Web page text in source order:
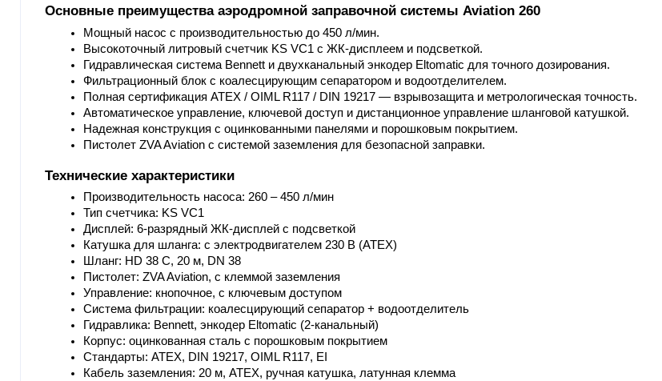
Основные преимущества аэродромной заправочной системы Aviation 260
Мощный насос с производительностью до 450 л/мин.
Высокоточный литровый счетчик KS VC1 с ЖК-дисплеем и подсветкой.
Гидравлическая система Bennett и двухканальный энкодер Eltomatic для точного дозирования.
Фильтрационный блок с коалесцирующим сепаратором и водоотделителем.
Полная сертификация ATEX / OIML R117 / DIN 19217 — взрывозащита и метрологическая точность.
Автоматическое управление, ключевой доступ и дистанционное управление шланговой катушкой.
Надежная конструкция с оцинкованными панелями и порошковым покрытием.
Пистолет ZVA Aviation с системой заземления для безопасной заправки.
Технические характеристики
Производительность насоса: 260 – 450 л/мин
Тип счетчика: KS VC1
Дисплей: 6-разрядный ЖК-дисплей с подсветкой
Катушка для шланга: с электродвигателем 230 В (ATEX)
Шланг: HD 38 C, 20 м, DN 38
Пистолет: ZVA Aviation, с клеммой заземления
Управление: кнопочное, с ключевым доступом
Система фильтрации: коалесцирующий сепаратор + водоотделитель
Гидравлика: Bennett, энкодер Eltomatic (2-канальный)
Корпус: оцинкованная сталь с порошковым покрытием
Стандарты: ATEX, DIN 19217, OIML R117, EI
Кабель заземления: 20 м, ATEX, ручная катушка, латунная клемма